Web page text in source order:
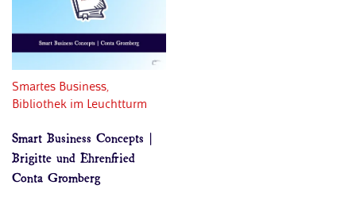
Smartes Business,
Bibliothek im Leuchtturm
Smart Business Concepts |
Brigitte und Ehrenfried
Conta Gromberg